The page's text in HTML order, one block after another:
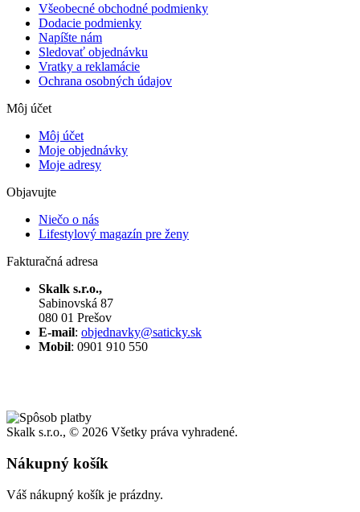
Všeobecné obchodné podmienky
Dodacie podmienky
Napíšte nám
Sledovať objednávku
Vratky a reklamácie
Ochrana osobných údajov
Môj účet
Môj účet
Moje objednávky
Moje adresy
Objavujte
Niečo o nás
Lifestylový magazín pre ženy
Fakturačná adresa
Skalk s.r.o.,
Sabinovská 87
080 01 Prešov
E-mail: objednavky@saticky.sk
Mobil: 0901 910 550
Skalk s.r.o., © 2026 Všetky práva vyhradené.
Nákupný košík
Váš nákupný košík je prázdny.